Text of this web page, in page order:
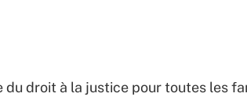
du droit à la justice pour toutes les